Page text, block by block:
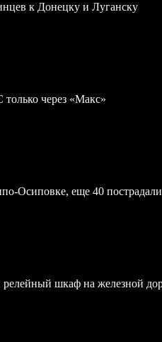
к Донецку и Луганску
через «Макс»
Осиповке, еще 40 пострадали
шкаф на железной